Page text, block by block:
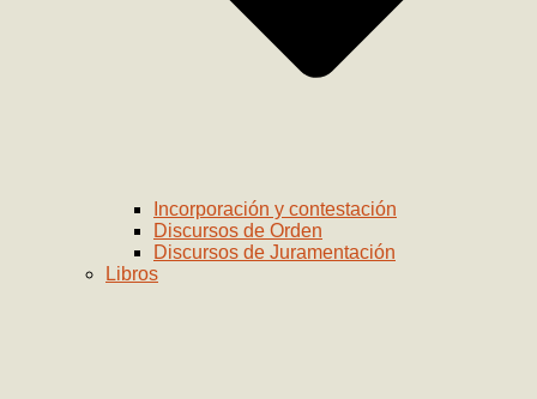
Incorporación y contestación
Discursos de Orden
Discursos de Juramentación
Libros